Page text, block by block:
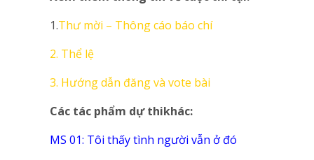
1.Thư mời – Thông cáo báo chí
2. Thể lệ
3. Hướng dẫn đăng và vote bài
Các tác phẩm dựthikhác:
MS 01: Tôi thấy tình người vẫn ở đó